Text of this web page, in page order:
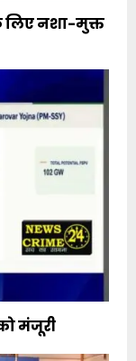
लिए नशा-मुक्त
मंजूरी